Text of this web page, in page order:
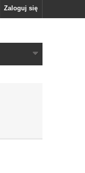
Zaloguj się